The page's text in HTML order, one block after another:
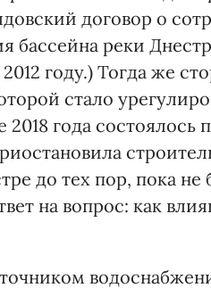
договор о
бассейна реки
году.) Тогда же
стало
2018 года состоялось
до тех пор, пока не
на вопрос: как